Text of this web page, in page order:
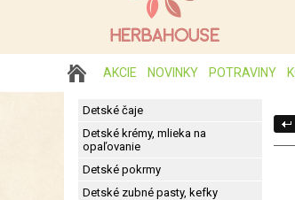
AKCIE NOVINKY POTRAVINY
Detské čaje
Detské krémy, mlieka na
opaľovanie
Detské pokrmy
Detské zubné pasty, kefky